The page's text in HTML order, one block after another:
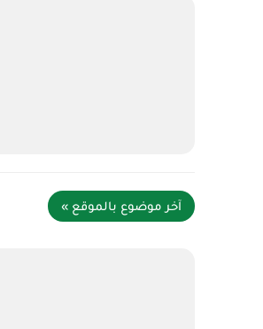
آخر موضوع بالموقع »